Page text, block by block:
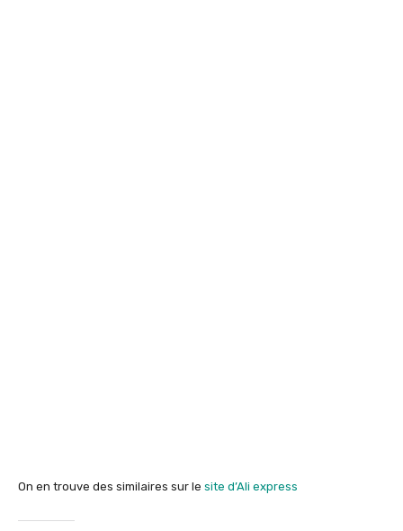
On en trouve des similaires sur le site d’Ali express